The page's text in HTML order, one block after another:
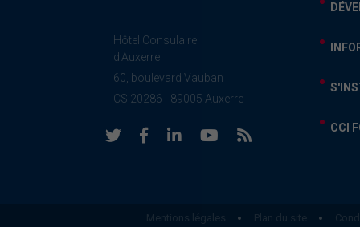
Hôtel Consulaire
d'Auxerre
60, boulevard Vauban
CS 20286 - 89005 Auxerre
CCI
Mentions légales Plan du site